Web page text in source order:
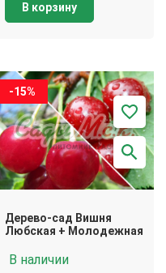
В корзину
-15%
Дерево-сад Вишня
Любская + Молодежная
В наличии